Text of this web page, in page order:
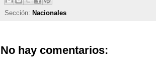
Sección: Nacionales
No hay comentarios: